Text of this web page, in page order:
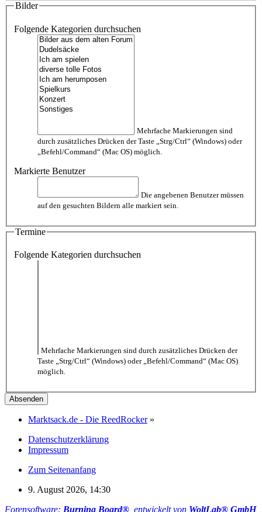
Bilder
Folgende Kategorien durchsuchen
Mehrfache Markierungen sind
durch zusätzliches Drücken der Taste „Strg/Ctrl“ (Windows) oder
„Befehl/Command“ (Mac OS) möglich.
Markierte Benutzer
Die angebenen Benutzer müssen
auf den gesuchten Bildern alle markiert sein.
Termine
Folgende Kategorien durchsuchen
Mehrfache Markierungen sind durch zusätzliches Drücken der
Taste „Strg/Ctrl“ (Windows) oder „Befehl/Command“ (Mac OS)
möglich.
Marktsack.de - Die ReedRocker »
Datenschutzerklärung
Impressum
Zum Seitenanfang
9. August 2026, 14:30
Forensoftware: Burning Board® , entwickelt von WoltLab® GmbH